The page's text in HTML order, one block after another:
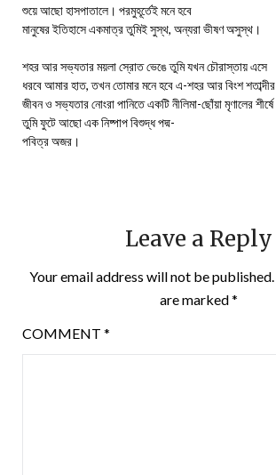
শুয়ে আছো হাসপাতালে। পরমুহূর্তেই মনে হবে
মানুষের ইতিহাসে একমাত্র তুমিই সুস্থ, অন্যরা ভীষণ অসুস্থ।
শহর আর সভ্যতার ময়লা স্রোত ভেঙে তুমি যখন চৌরাস্তায় এসে
ধরবে আমার হাত, তখন তোমার মনে হবে এ-শহর আর বিংশ শতাব্দীর
জীবন ও সভ্যতার নোংরা পানিতে একটি নীলিমা-ছোঁয়া মৃণালের শীর্ষে
তুমি ফুটে আছো এক নিষ্পাপ বিশুদ্ধ পদ্ম-
পবিত্র অজর।
Leave a Reply
Your email address will not be published.
are marked*
COMMENT *